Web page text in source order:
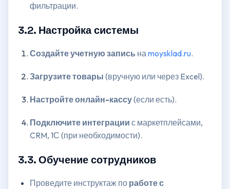
фильтрации.
3.2. Настройка системы
Создайте учетную запись наmoysklad.ru.
Загрузите товары (вручную или через Excel).
Настройте онлайн-кассу(если есть).
Подключите интеграции с маркетплейсами,
CRM, 1С (при необходимости).
3.3. Обучение сотрудников
Проведите инструктаж по работе с